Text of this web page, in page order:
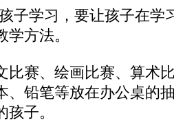
学习，要让孩子在学
方法。
赛、绘画比赛、算术
、铅笔等放在办公桌的
子。